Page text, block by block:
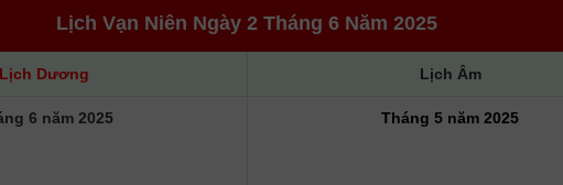
Lịch Vạn Niên Ngày 2 Tháng 6 Năm 2025
Lịch Dương Lịch Âm
6 năm 2025 Tháng 5 năm 2025